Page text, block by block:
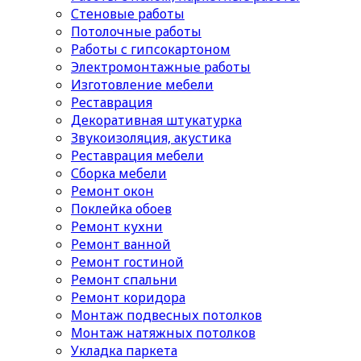
Стеновые работы
Потолочные работы
Работы с гипсокартоном
Электромонтажные работы
Изготовление мебели
Реставрация
Декоративная штукатурка
Звукоизоляция, акустика
Реставрация мебели
Сборка мебели
Ремонт окон
Поклейка обоев
Ремонт кухни
Ремонт ванной
Ремонт гостиной
Ремонт спальни
Ремонт коридора
Монтаж подвесных потолков
Монтаж натяжных потолков
Укладка паркета